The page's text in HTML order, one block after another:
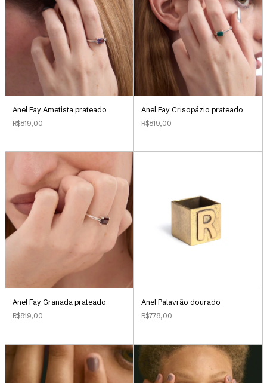
Anel Fay Ametista prateado
R$819,00
Anel Fay Crisopázio prateado
R$819,00
Anel Fay Granada prateado
R$819,00
Anel Palavrão dourado
R$778,00